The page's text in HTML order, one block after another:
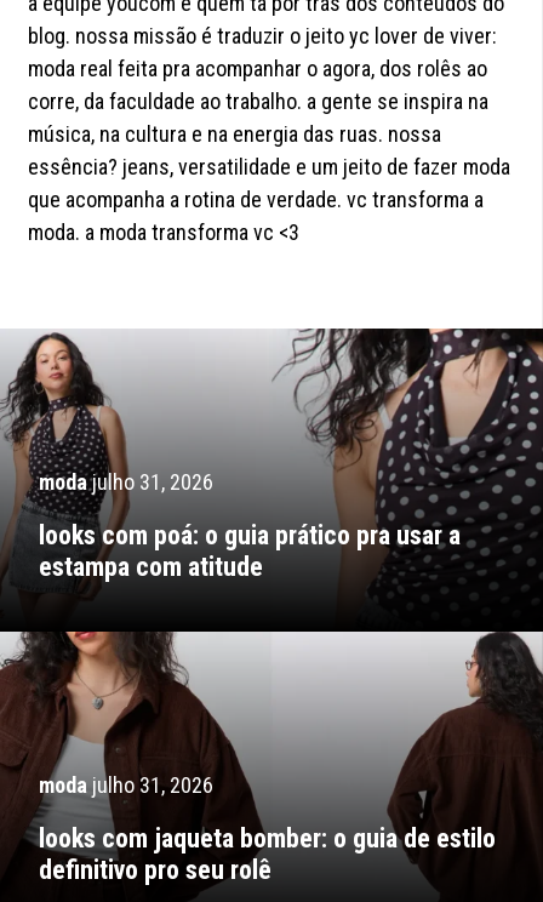
blog. nossa missão é traduzir o jeito yc lover de viver:
moda real feita pra acompanhar o agora, dos rolês ao
corre, da faculdade ao trabalho. a gente se inspira na
música, na cultura e na energia das ruas. nossa
essência? jeans, versatilidade e um jeito de fazer moda
que acompanha a rotina de verdade. vc transforma a
moda. a moda transforma vc <3
modajulho 31, 2026
looks com poá: o guia prático pra usar a
estampa com atitude
moda julho 31, 2026
looks com jaqueta bomber: o guia de estilo
definitivo pro seu rolê